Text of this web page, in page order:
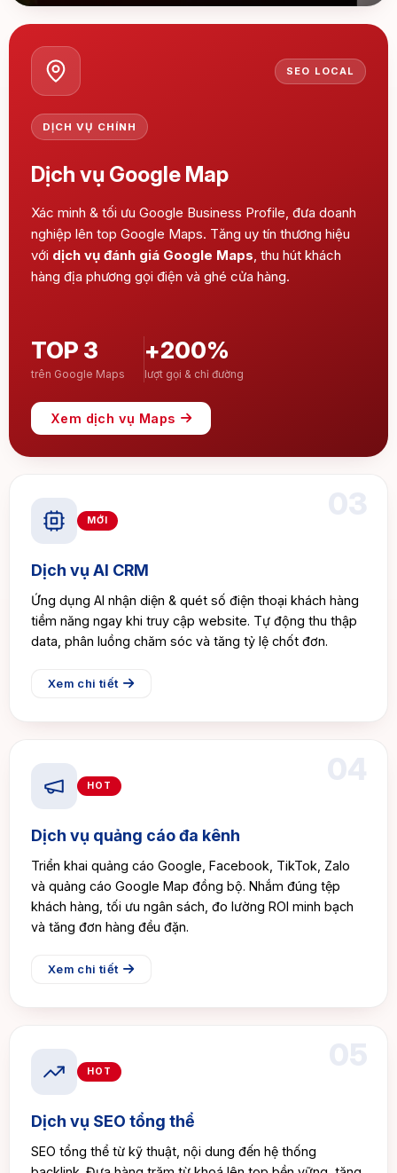
SEO LOCAL
DỊCH VỤ CHÍNH
Dịch vụ Google Map
Xác minh & tối ưu Google Business Profile, đưa doanh
nghiệp lên top Google Maps. Tăng uy tín thương hiệu
với dịch vụ đánh giá Google Maps, thu hút khách
hàng địa phương gọi điện và ghé cửa hàng.
TOP 3
trên Google Maps
+200%
lượt gọi & chỉ đường
Xem dịch vụ Maps
MỚI
Dịch vụ AI CRM
Ứng dụng AI nhận diện & quét số điện thoại khách hàng
tiềm năng ngay khi truy cập website. Tự động thu thập
data, phân luồng chăm sóc và tăng tỷ lệ chốt đơn.
Xem chi tiết
HOT
Dịch vụ quảng cáo đa kênh
Triển khai quảng cáo Google, Facebook, TikTok, Zalo
và quảng cáo Google Map đồng bộ. Nhắm đúng tệp
khách hàng, tối ưu ngân sách, đo lường ROI minh bạch
và tăng đơn hàng đều đặn.
Xem chi tiết
HOT
Dịch vụ SEO tổng thể
SEO tổng thể từ kỹ thuật, nội dung đến hệ thống